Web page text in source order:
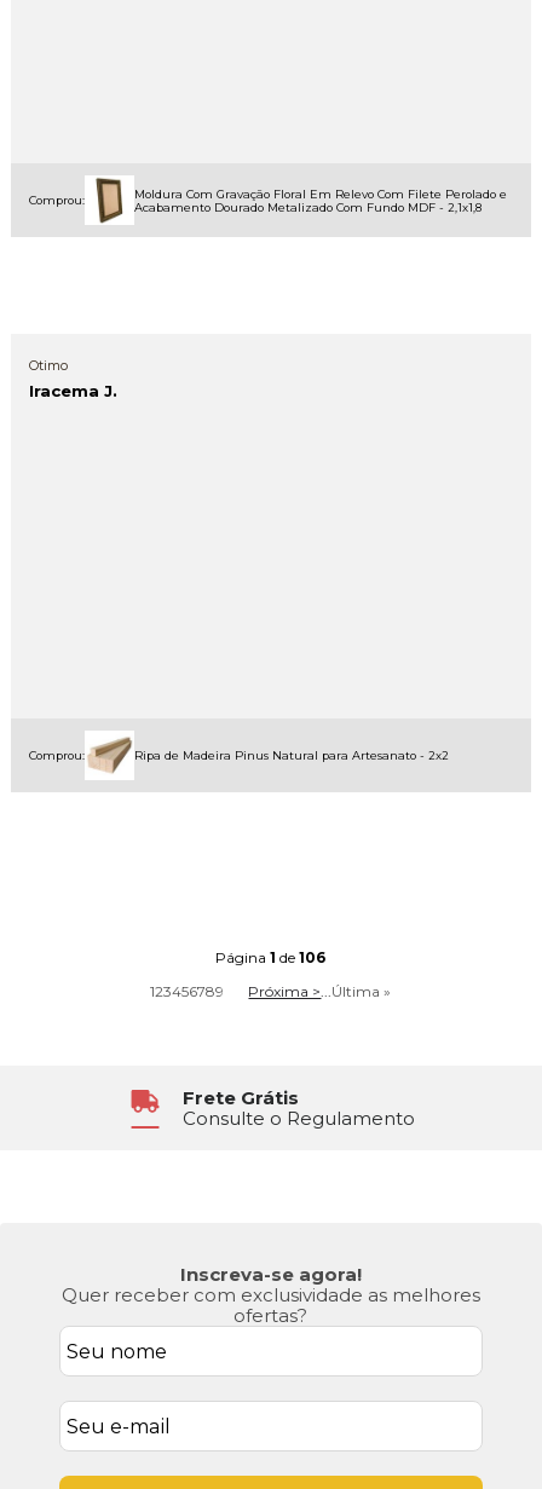
Comprou:
Moldura Com Gravação Floral Em Relevo Com Filete Perolado e
Acabamento Dourado Metalizado Com Fundo MDF - 2,1x1,8
Otimo
Iracema J.
Comprou: Ripa de Madeira Pinus Natural para Artesanato - 2x2
Página1 de106
123456789 Próxima >...Última »
6x Sem Juros
No Cartão de Crédito
Inscreva-se agora!
Quer receber com exclusividade as melhores
ofertas?